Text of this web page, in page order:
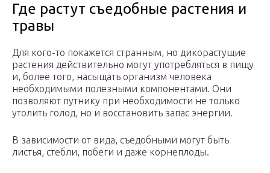
Где растут съедобные растения и
травы
Для кого-то покажется странным, но дикорастущие
растения действительно могут употребляться в пищу
и, более того, насыщать организм человека
необходимыми полезными компонентами. Они
позволяют путнику при необходимости не только
утолить голод, но и восстановить запас энергии.
В зависимости от вида, съедобными могут быть
листья, стебли, побеги и даже корнеплоды.